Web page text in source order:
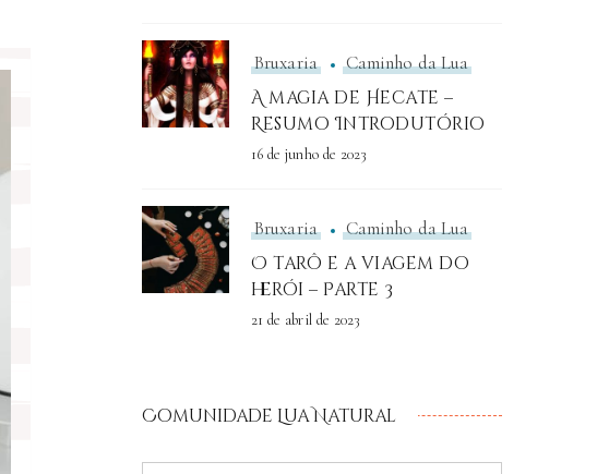
Bruxaria Caminho da Lua
A magia de Hecate –
Resumo Introdutório
16 de junho de 2023
Bruxaria Caminho da Lua
O tarô e a viagem do
herói – Parte 3
21 de abril de 2023
Comunidade Lua Natural